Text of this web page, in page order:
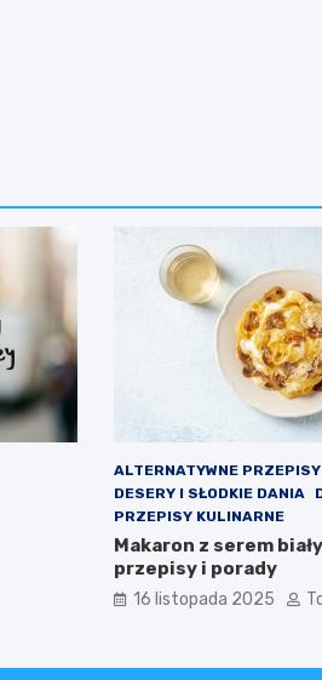
ALTERNATYWNE PRZEPISY
DESERY I SŁODKIE DANIA
PRZEPISY KULINARNE
Makaron z serem
przepisy i porady
16 listopada 2025